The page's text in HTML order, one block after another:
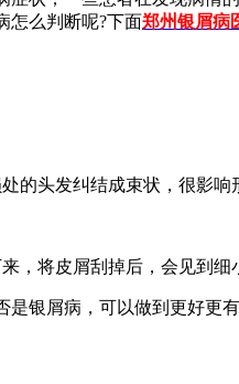
怎么判断呢?下面郑州银屑病
的头发纠结成束状，很影响
，将皮屑刮掉后，会见到细
银屑病，可以做到更好更